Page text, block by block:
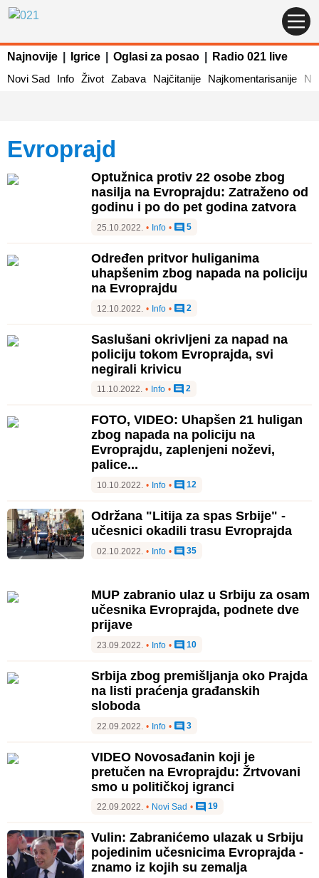
Najnovije Igrice Oglasi za posao
Radio 021 live
Novi Sad
Info Život Zabava Najčitanije Najkomentarisanije
Evroprajd
Optužnica protiv 22 osobe zbog
nasilja na Evroprajdu: Zatraženo od
godinu i po do pet godina zatvora
25.10.2022. • Info • 5
Određen pritvor huliganima
uhapšenim zbog napada na policiju
na Evroprajdu
12.10.2022. • Info • 2
Saslušani okrivljeni za napad na
policiju tokom Evroprajda, svi
negirali krivicu
11.10.2022. • Info • 2
FOTO, VIDEO: Uhapšen 21 huligan
zbog napada na policiju na
Evroprajdu, zaplenjeni noževi,
palice...
10.10.2022. • Info • 12
Održana "Litija za spas Srbije" -
učesnici okadili trasu Evroprajda
02.10.2022. • Info • 35
MUP zabranio ulaz u Srbiju za osam
učesnika Evroprajda, podnete dve
prijave
23.09.2022. • Info • 10
Srbija zbog premišljanja oko Prajda
na listi praćenja građanskih
sloboda
22.09.2022. • Info • 3
VIDEO Novosađanin koji je
pretučen na Evroprajdu: Žrtvovani
smo u političkoj igranci
22.09.2022. • Novi Sad • 19
Vulin: Zabranićemo ulazak u Srbiju
pojedinim učesnicima Evroprajda -
znamo iz kojih su zemalja